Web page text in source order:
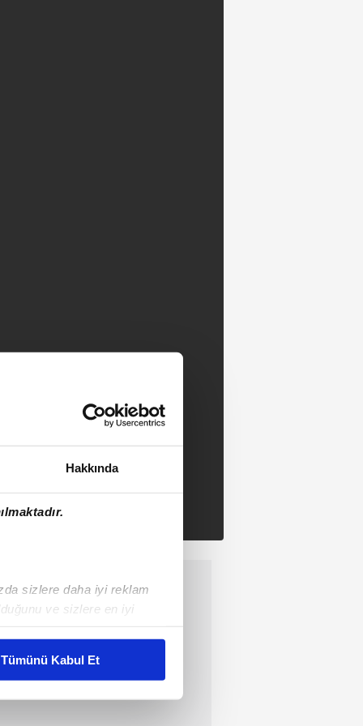
Hakkında
sizlere daha iyi reklam
ve sizlere en iyi
Tümünü Kabul Et